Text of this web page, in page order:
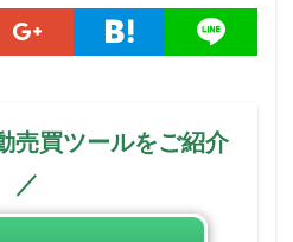
売買ツールをご紹介
／